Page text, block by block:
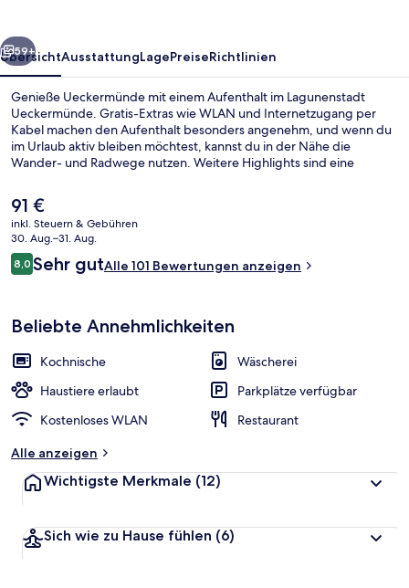
Weiter
59+
ÜbersichtAusstattungLagePreiseRichtlinien
Genieße Ueckermünde mit einem Aufenthalt im Lagunenstadt
Ueckermünde. Gratis-Extras wie WLAN und Internetzugang per
Kabel machen den Aufenthalt besonders angenehm, und wenn du
im Urlaub aktiv bleiben möchtest, kannst du in der Nähe die
Wander- und Radwege nutzen. Weitere Highlights sind eine
Kochnischen und Kühlschrank.
Der
aktuelle
Preis
beträgt
91 €.
91 €
inkl. Steuern & Gebühren
30. Aug.–31. Aug.
Bewertungen
8,08,0 von 10.
Sehr gutAlle 101 Bewertungen anzeigen
Beliebte Annehmlichkeiten
Kochnische
Wäscherei
Haustiere erlaubt
Parkplätze verfügbar
Kostenloses WLAN
Restaurant
Alle anzeigen
Wichtigste Merkmale (12)
Sich wie zu Hause fühlen (6)